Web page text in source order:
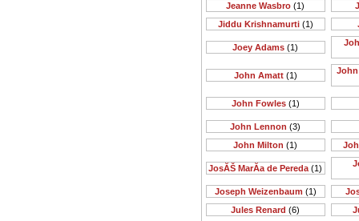
Jeanne Wasbro (1)
Jiddu Krishnamurti(1)
Joey Adams (1)
John Amatt(1) John
John Fowles(1)
John Lennon (3)
John Milton (1)
JosĂŠ MarĂ­a de Pereda (1)
Joseph Weizenbaum (1)
Jules Renard (6)